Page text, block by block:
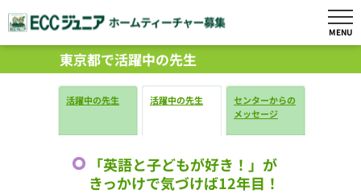
MENU
東京都で活躍中の先生
活躍中の先生 活躍中の先生
センターからの
メッセージ
「英語と子どもが好き！」が
きっかけで気づけば12年目！